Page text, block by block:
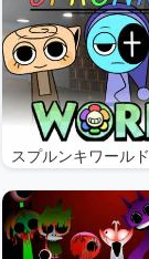
スプルンキワールド